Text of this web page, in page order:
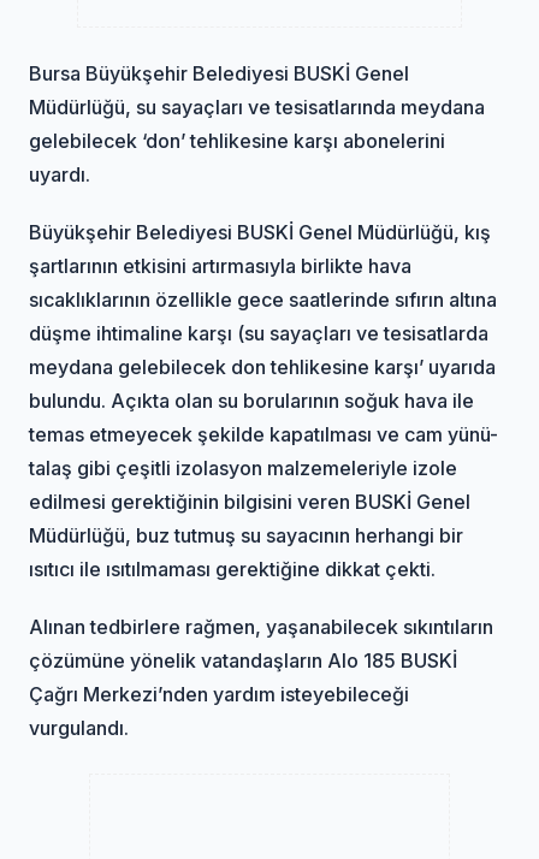
Bursa Büyükşehir Belediyesi BUSKİ Genel
Müdürlüğü, su sayaçları ve tesisatlarında meydana
gelebilecek ‘don’ tehlikesine karşı abonelerini
uyardı.
Büyükşehir Belediyesi BUSKİ Genel Müdürlüğü, kış
şartlarının etkisini artırmasıyla birlikte hava
sıcaklıklarının özellikle gece saatlerinde sıfırın altına
düşme ihtimaline karşı (su sayaçları ve tesisatlarda
meydana gelebilecek don tehlikesine karşı’ uyarıda
bulundu. Açıkta olan su borularının soğuk hava ile
temas etmeyecek şekilde kapatılması ve cam yünü-
talaş gibi çeşitli izolasyon malzemeleriyle izole
edilmesi gerektiğinin bilgisini veren BUSKİ Genel
Müdürlüğü, buz tutmuş su sayacının herhangi bir
ısıtıcı ile ısıtılmaması gerektiğine dikkat çekti.
Alınan tedbirlere rağmen, yaşanabilecek sıkıntıların
çözümüne yönelik vatandaşların Alo 185 BUSKİ
Çağrı Merkezi’nden yardım isteyebileceği
vurgulandı.